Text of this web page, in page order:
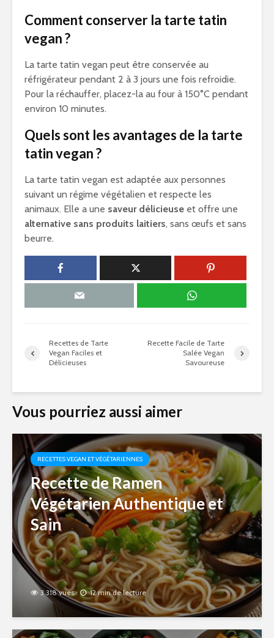
Comment conserver la tarte tatin
vegan ?
La tarte tatin vegan peut être conservée au
réfrigérateur pendant 2 à 3 jours une fois refroidie.
Pour la réchauffer, placez-la au four à 150°C pendant
environ 10 minutes.
Quels sont les avantages de la tarte
tatin vegan ?
La tarte tatin vegan est adaptée aux personnes
suivant un régime végétalien et respecte les
animaux. Elle a une saveur délicieuse et offre une
alternative sans produits laitiers, sans œufs et sans
beurre.
Recettes de Tarte
Vegan Faciles et
Délicieuses
Recette Facile de Tarte
Salée Vegan
Savoureuse
Vous pourriez aussi aimer
RECETTES VEGAN ET VÉGÉTARIENNES
Recette de Ramen
Végétarien Authentique et
Sain
3 318 vues 12 min de lecture